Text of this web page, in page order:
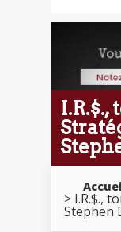
I.R.$.,
I.R.$.,
Stephen